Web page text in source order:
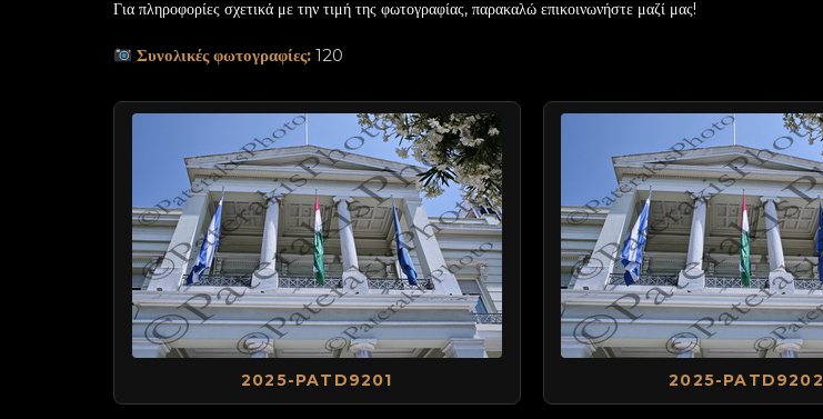
Για πληροφορίες σχετικά με την τιμή της φωτογραφίας, παρακαλώ επικοινωνήστε μαζί μας!
Συνολικές φωτογραφίες: 120
2025-PATD9201 2025-PATD9202